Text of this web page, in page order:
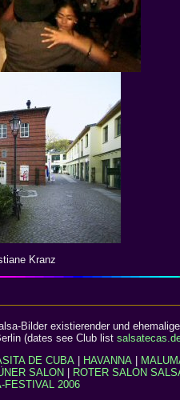
Kranz
Bilder existierender und
(dates see Club list
DE CUBA HAVANNA
SALON ROTER SALON
FESTIVAL 2006